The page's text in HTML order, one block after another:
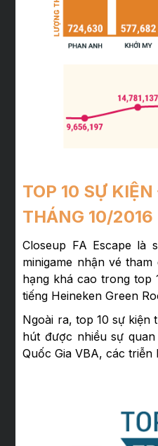
TOP 10 SỰ
THÁNG 10/2016
Closeup FA Escape là
minigame nhận vé
hạng khá cao trong top
tiếng Heineken Green
Ngoài ra, top 10 sự kiện
hút được nhiều sự
Quốc Gia VBA, các triễn